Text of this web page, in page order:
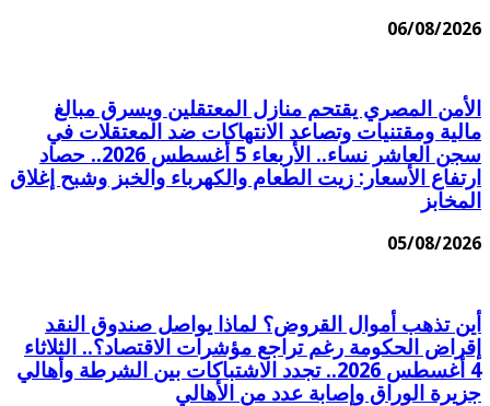
06/08/2026
الأمن المصري يقتحم منازل المعتقلين ويسرق مبالغ
مالية ومقتنيات وتصاعد الانتهاكات ضد المعتقلات في
سجن العاشر نساء.. الأربعاء 5 أغسطس 2026.. حصاد
ارتفاع الأسعار: زيت الطعام والكهرباء والخبز وشبح إغلاق
المخابز
05/08/2026
أين تذهب أموال القروض؟ لماذا يواصل صندوق النقد
إقراض الحكومة رغم تراجع مؤشرات الاقتصاد؟.. الثلاثاء
4 أغسطس 2026.. تجدد الاشتباكات بين الشرطة وأهالي
جزيرة الوراق وإصابة عدد من الأهالي